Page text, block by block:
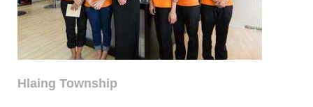
Hlaing Township